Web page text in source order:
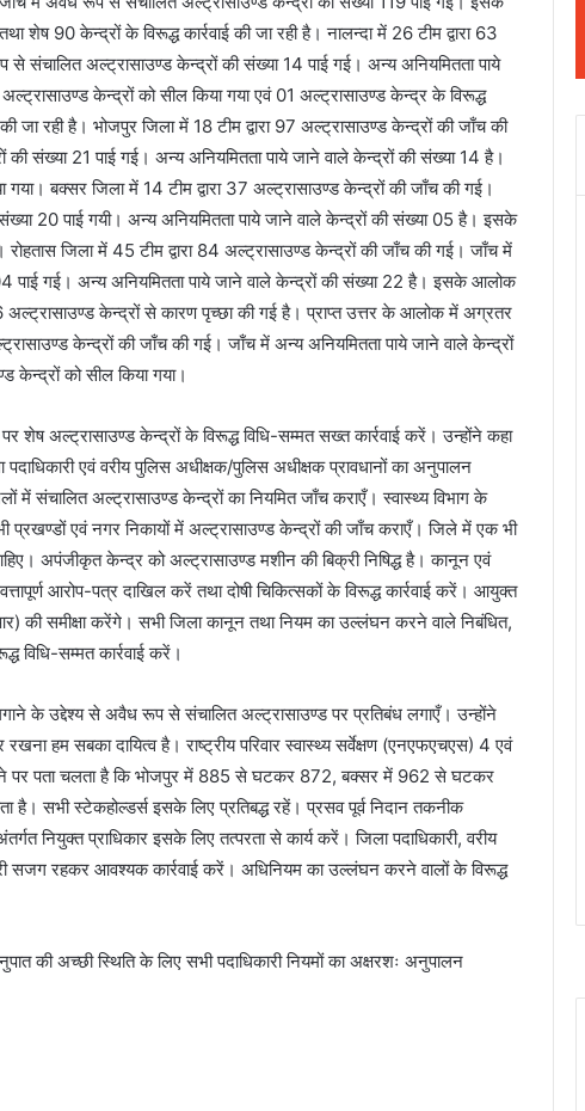
90 केन्द्रों के विरूद्ध कार्रवाई की जा रही है। नालन्दा में 26 टीम द्वारा 63
संचालित अल्ट्रासाउण्ड केन्द्रों की संख्या 14 पाई गई। अन्य अनियमितता पाये
केन्द्रों को सील किया गया एवं 01 अल्ट्रासाउण्ड केन्द्र के विरूद्ध
जा रही है। भोजपुर जिला में 18 टीम द्वारा 97 अल्ट्रासाउण्ड केन्द्रों की जाँच की
संख्या 21 पाई गई। अन्य अनियमितता पाये जाने वाले केन्द्रों की संख्या 14 है।
बक्सर जिला में 14 टीम द्वारा 37 अल्ट्रासाउण्ड केन्द्रों की जाँच की गई।
20 पाई गयी। अन्य अनियमितता पाये जाने वाले केन्द्रों की संख्या 05 है। इसके
जिला में 45 टीम द्वारा 84 अल्ट्रासाउण्ड केन्द्रों की जाँच की गई। जाँच में
पाई गई। अन्य अनियमितता पाये जाने वाले केन्द्रों की संख्या 22 है। इसके आलोक
केन्द्रों से कारण पृच्छा की गई है। प्राप्त उत्तर के आलोक में अग्रतर
केन्द्रों की जाँच की गई। जाँच में अन्य अनियमितता पाये जाने वाले केन्द्रों
को सील किया गया।
शेष अल्ट्रासाउण्ड केन्द्रों के विरूद्ध विधि-सम्मत सख्त कार्रवाई करें। उन्होंने कहा
एवं वरीय पुलिस अधीक्षक/पुलिस अधीक्षक प्रावधानों का अनुपालन
में संचालित अल्ट्रासाउण्ड केन्द्रों का नियमित जाँच कराएँ। स्वास्थ्य विभाग के
प्रखण्डों एवं नगर निकायों में अल्ट्रासाउण्ड केन्द्रों की जाँच कराएँ। जिले में एक भी
अपंजीकृत केन्द्र को अल्ट्रासाउण्ड मशीन की बिक्री निषिद्ध है। कानून एवं
आरोप-पत्र दाखिल करें तथा दोषी चिकित्सकों के विरूद्ध कार्रवाई करें। आयुक्त
की समीक्षा करेंगे। सभी जिला कानून तथा नियम का उल्लंघन करने वाले निबंधित,
विधि-सम्मत कार्रवाई करें।
के उद्देश्य से अवैध रूप से संचालित अल्ट्रासाउण्ड पर प्रतिबंध लगाएँ। उन्होंने
हम सबका दायित्व है। राष्ट्रीय परिवार स्वास्थ्य सर्वेक्षण (एनएफएचएस) 4 एवं
पता चलता है कि भोजपुर में 885 से घटकर 872, बक्सर में 962 से घटकर
सभी स्टेकहोल्डर्स इसके लिए प्रतिबद्ध रहें। प्रसव पूर्व निदान तकनीक
नियुक्त प्राधिकार इसके लिए तत्परता से कार्य करें। जिला पदाधिकारी, वरीय
सजग रहकर आवश्यक कार्रवाई करें। अधिनियम का उल्लंघन करने वालों के विरूद्ध
की अच्छी स्थिति के लिए सभी पदाधिकारी नियमों का अक्षरशः अनुपालन